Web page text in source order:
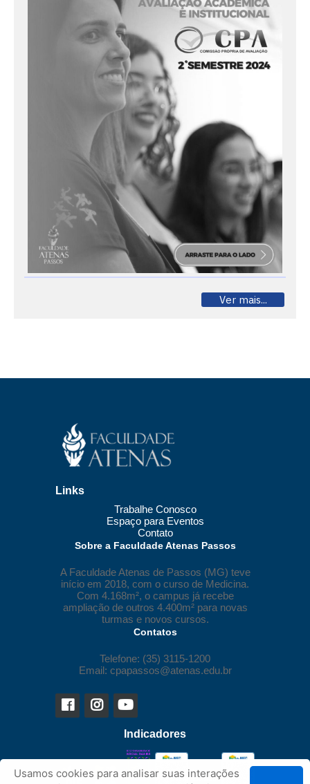
Ver mais...
Links
Trabalhe Conosco
Espaço para Eventos
Contato
Sobre a Faculdade Atenas Passos
A Faculdade Atenas de Passos (MG) teve
início em 2018, com o curso de Medicina.
Com 4.168m², o campus já recebe
ampliação de outros 4.400m² para novas
turmas e novos cursos.
Contatos
Telefone: (35) 3115-1200
Email: cpapassos@atenas.edu.br
Indicadores
Usamos cookies para analisar suas interações